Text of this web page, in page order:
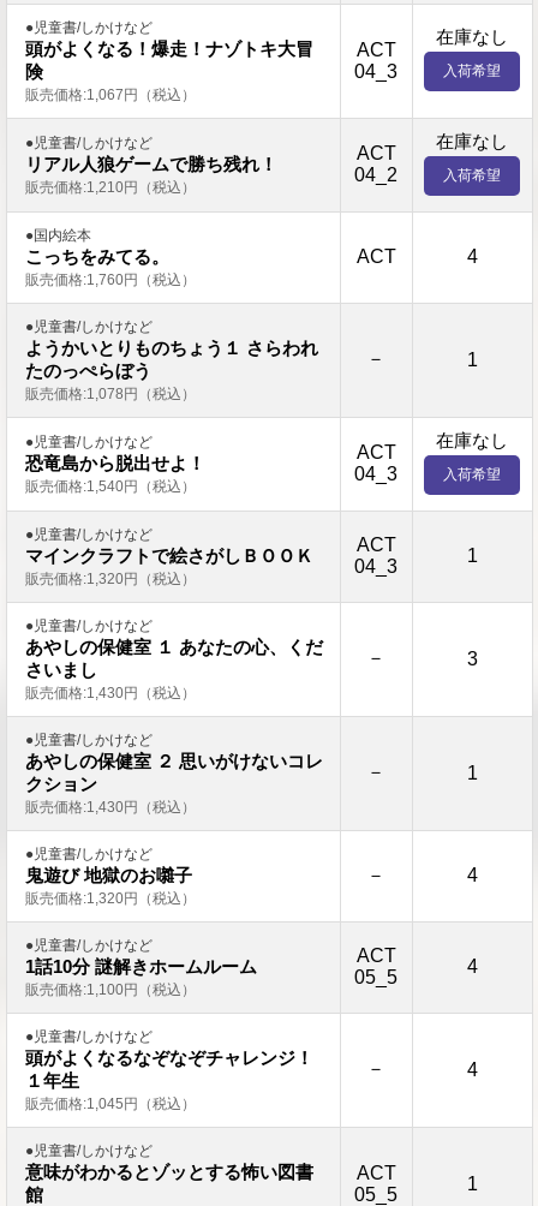
●児童書/しかけなど
頭がよくなる！爆走！ナゾトキ大冒
険
販売価格:1,067円（税込）
ACT
04_3
在庫なし
入荷希望
●児童書/しかけなど
リアル人狼ゲームで勝ち残れ！
販売価格:1,210円（税込）
ACT
04_2
在庫なし
入荷希望
●国内絵本
こっちをみてる。
販売価格:1,760円（税込）
ACT 4
●児童書/しかけなど
ようかいとりものちょう１ さらわれ
たのっぺらぼう
販売価格:1,078円（税込）
－ 1
●児童書/しかけなど
恐竜島から脱出せよ！
販売価格:1,540円（税込）
ACT
04_3
在庫なし
入荷希望
●児童書/しかけなど
マインクラフトで絵さがしＢＯＯＫ
販売価格:1,320円（税込）
ACT
04_3
1
●児童書/しかけなど
あやしの保健室 １ あなたの心、くだ
さいまし
販売価格:1,430円（税込）
－ 3
●児童書/しかけなど
あやしの保健室 ２ 思いがけないコレ
クション
販売価格:1,430円（税込）
－ 1
●児童書/しかけなど
鬼遊び 地獄のお囃子
販売価格:1,320円（税込）
－ 4
●児童書/しかけなど
1話10分 謎解きホームルーム
販売価格:1,100円（税込）
ACT
05_5
4
●児童書/しかけなど
頭がよくなるなぞなぞチャレンジ！
１年生
販売価格:1,045円（税込）
－ 4
●児童書/しかけなど
意味がわかるとゾッとする怖い図書
館
ACT
05_5
1